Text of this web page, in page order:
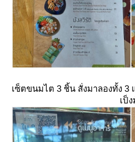
เซ็ตขนมไต 3 ชิ้น สั่งมาลองทั้ง 3
เป็